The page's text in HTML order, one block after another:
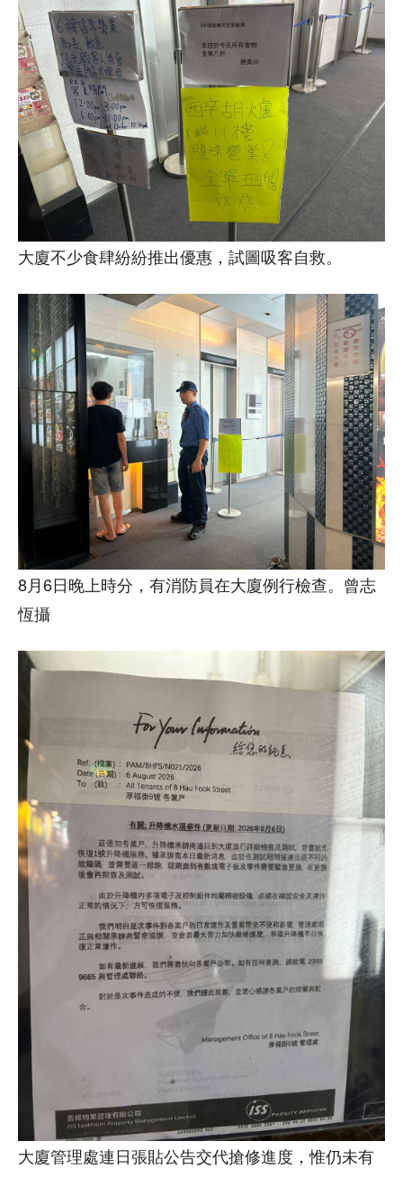
大廈不少食肆紛紛推出優惠，試圖吸客自救。
8月6日晚上時分，有消防員在大廈例行檢查。曾志
恆攝
大廈管理處連日張貼公告交代搶修進度，惟仍未有